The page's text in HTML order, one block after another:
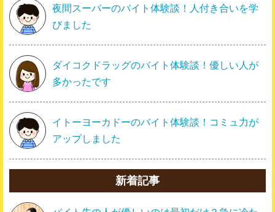
夜間スーパーのバイト体験談！人付き合いを学
びました
ダイコクドラッグのバイト体験談！優しい人が
多かったです
イトーヨーカドーのバイト体験談！コミュ力が
アップしました
新着記事